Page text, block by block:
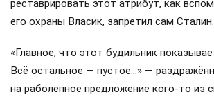
реставрировать этот атрибут, как
его охраны Власик, запретил сам Сталин.
«Главное, что этот будильник
Всё остальное — пустое…» —
на раболепное предложение кого-то из